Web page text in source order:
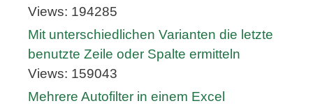
Views: 194285
Mit unterschiedlichen Varianten die letzte
benutzte Zeile oder Spalte ermitteln
Views: 159043
Mehrere Autofilter in einem Excel